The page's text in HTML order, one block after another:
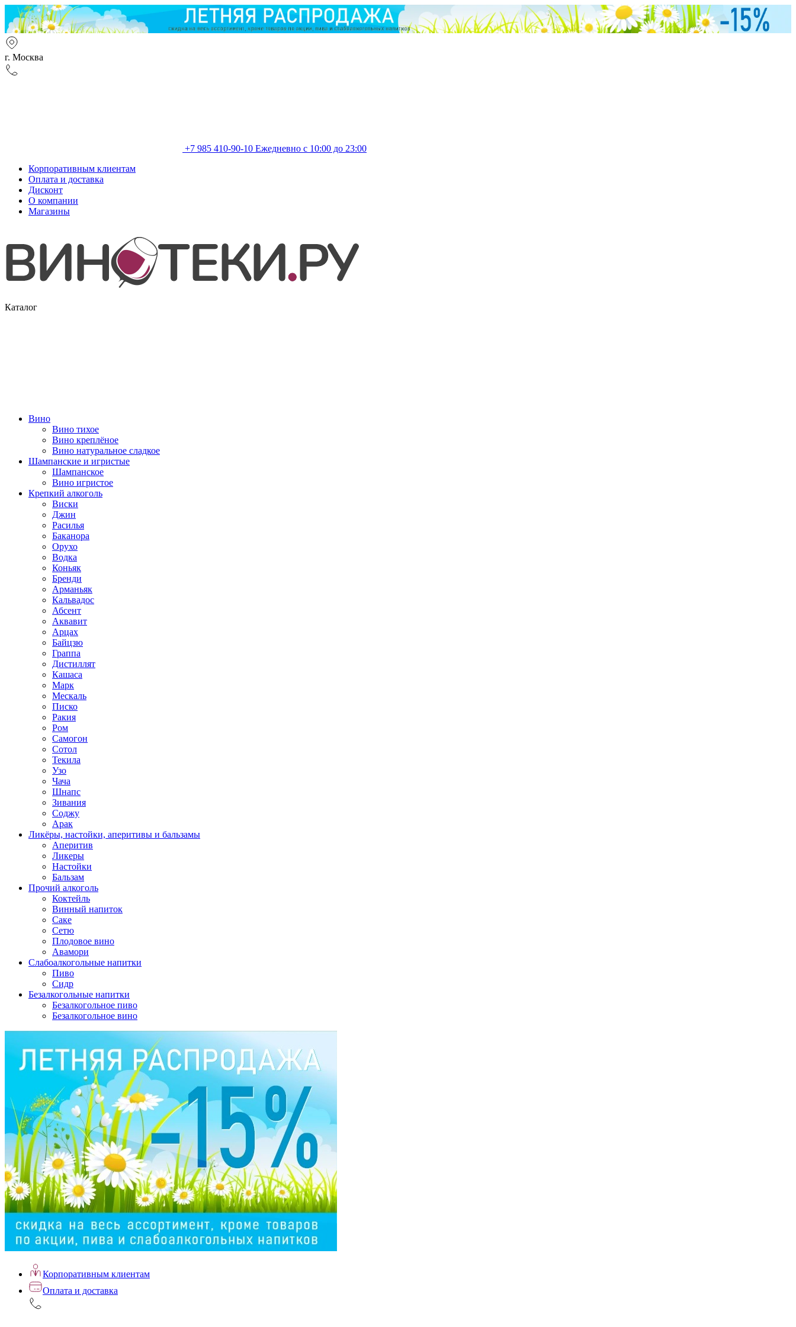
г. Москва
+7 985 410-90-10 Ежедневно с 10:00 до 23:00
Корпоративным клиентам
Оплата и доставка
Дисконт
О компании
Магазины
Каталог
Вино
Вино тихое
Вино креплёное
Вино натуральное сладкое
Шампанские и игристые
Шампанское
Вино игристое
Крепкий алкоголь
Виски
Джин
Расилья
Баканора
Орухо
Водка
Коньяк
Бренди
Арманьяк
Кальвадос
Абсент
Аквавит
Арцах
Байцзю
Граппа
Дистиллят
Кашаса
Марк
Мескаль
Писко
Ракия
Ром
Самогон
Сотол
Текила
Узо
Чача
Шнапс
Зивания
Соджу
Арак
Ликёры, настойки, аперитивы и бальзамы
Аперитив
Ликеры
Настойки
Бальзам
Прочий алкоголь
Коктейль
Винный напиток
Саке
Сетю
Плодовое вино
Авамори
Слабоалкогольные напитки
Пиво
Сидр
Безалкогольные напитки
Безалкогольное пиво
Безалкогольное вино
Корпоративным клиентам
Оплата и доставка